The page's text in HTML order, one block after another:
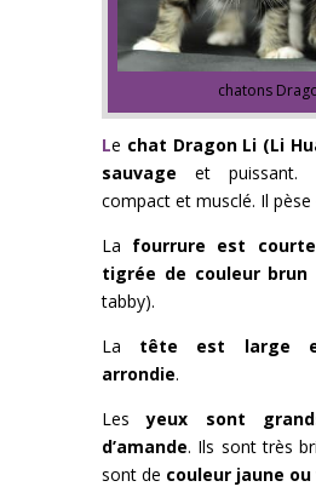
chatons
Le chat Dragon Li (Li
sauvage et puissant.
compact et musclé. Il
La fourrure est courte
tigrée de couleur brun
tabby).
La tête est large
arrondie.
Lesyeux sont
d’amande. Ils sont très
sont de couleur jaune